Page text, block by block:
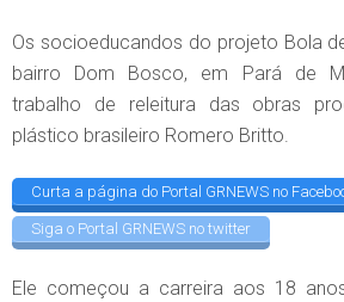
Os socioeducandos do projeto Bola
bairro Dom Bosco, em Pará de
trabalho de releitura das obras
plástico brasileiro Romero Britto.
Curta a página do Portal GRNEWS no
Siga o Portal GRNEWS no twitter
Ele começou a carreira aos 18